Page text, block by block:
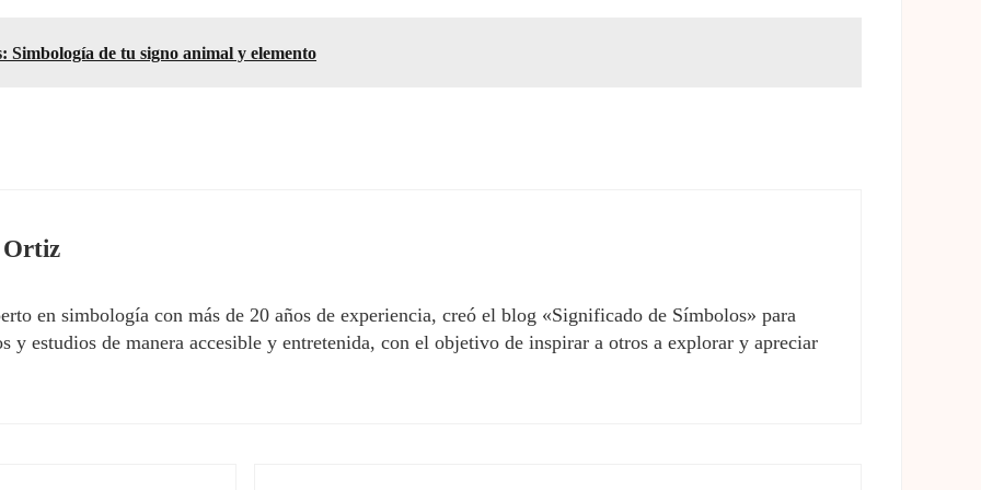
Simbología de tu signo animal y elemento
Ortiz
en simbología con más de 20 años de experiencia, creó el blog «Significado de Símbolos» para
y estudios de manera accesible y entretenida, con el objetivo de inspirar a otros a explorar y apreciar